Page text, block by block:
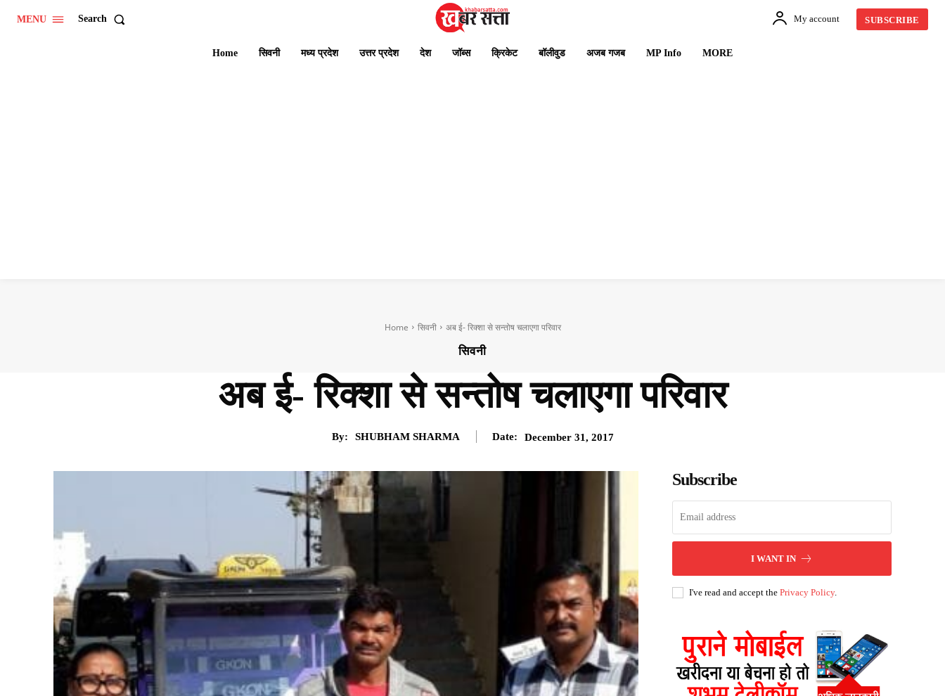
MENU Search My account SUBSCRIBE
Home सिवनी मध्य प्रदेश उत्तर प्रदेश देश जॉब्स क्रिकेट बॉलीवुड अजब गजब MP Info MORE
Home सिवनी अब ई- रिक्शा से सन्तोष चलाएगा परिवार
सिवनी
अब ई- रिक्शा से सन्तोष चलाएगा परिवार
By: SHUBHAM SHARMA Date: December 31, 2017
Subscribe
I WANT IN
I've read and accept thePrivacy Policy.